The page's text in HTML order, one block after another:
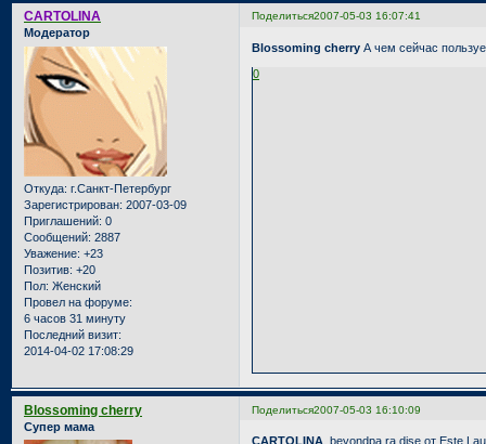
Поделиться2007-05-03 16:07:41
CARTOLINA
Модератор
Откуда: г.Санкт-Петербург
Зарегистрирован: 2007-03-09
Приглашений: 0
Сообщений: 2887
Уважение: +23
Позитив: +20
Пол: Женский
Провел на форуме:
6 часов 31 минуту
Последний визит:
2014-04-02 17:08:29
Blossoming cherry А чем сейчас
0
Поделиться2007-05-03 16:10:09
Blossoming cherry
Супер мама
CARTOLINA , beyondpa ra dise от Este